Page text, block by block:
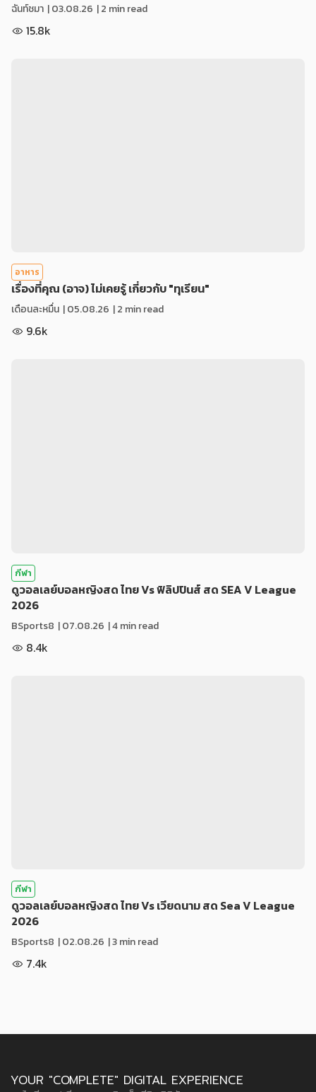
ฉันท์ชมา |03.08.26 | 2 min read
15.8k
อาหาร
เรื่องที่คุณ (อาจ) ไม่เคยรู้ เกี่ยวกับ "ทุเรียน"
เดือนละหมื่น |05.08.26 | 2 min read
9.6k
กีฬา
ดูวอลเลย์บอลหญิงสด ไทย Vs ฟิลิปปินส์ สด SEA V League
2026
BSports8 |07.08.26 | 4 min read
8.4k
กีฬา
ดูวอลเลย์บอลหญิงสด ไทย Vs เวียดนาม สด Sea V League
2026
BSports8 |02.08.26 | 3 min read
7.4k
YOUR "COMPLETE" DIGITAL EXPERIENCE